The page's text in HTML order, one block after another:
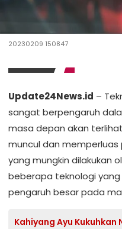
20230209 150847
Update24News.id –
sangat berpengaruh
masa depan akan
muncul dan
yang mungkin dilakukan
beberapa teknologi yang
pengaruh besar pada
Kahiyang Ayu Kukuhkan